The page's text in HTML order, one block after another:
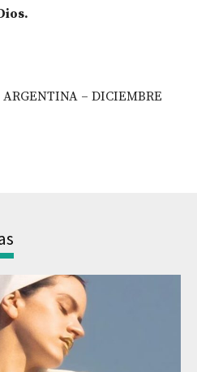
– DICIEMBRE